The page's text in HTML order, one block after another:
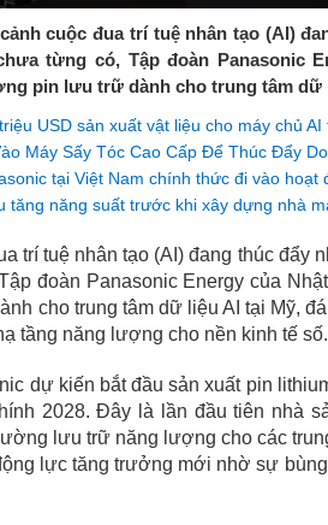
cuộc đua trí tuệ nhân tạo (AI)
từng có, Tập đoàn Panasonic
pin lưu trữ dành cho trung tâm dữ
USD sản xuất vật liệu cho máy chủ AI
Máy Sấy Tóc Cao Cấp Để Thúc Đẩy
tại Việt Nam chính thức đi vào hoạt
tăng năng suất trước khi xây dựng nhà
trí tuệ nhân tạo (AI) đang thúc đẩy
đoàn Panasonic Energy của
cho trung tâm dữ liệu AI tại Mỹ,
tầng năng lượng cho nền kinh tế số.
dự kiến bắt đầu sản xuất pin
2028. Đây là lần đầu tiên nhà
lưu trữ năng lượng cho các
lực tăng trưởng mới nhờ sự